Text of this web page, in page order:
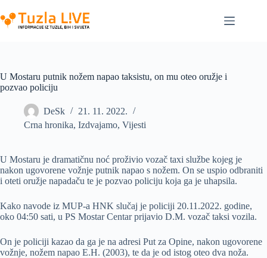
to
content
U Mostaru putnik nožem napao taksistu, on mu oteo oružje i
pozvao policiju
DeSk
21. 11. 2022.
Crna hronika, Izdvajamo, Vijesti
U Mostaru je dramatičnu noć proživio vozač taxi službe kojeg je
nakon ugovorene vožnje putnik napao s nožem. On se uspio odbraniti
i oteti oružje napadaču te je pozvao policiju koja ga je uhapsila.
Kako navode iz MUP-a HNK slučaj je policiji 20.11.2022. godine,
oko 04:50 sati, u PS Mostar Centar prijavio D.M. vozač taksi vozila.
On je policiji kazao da ga je na adresi Put za Opine, nakon ugovorene
vožnje, nožem napao E.H. (2003), te da je od istog oteo dva noža.